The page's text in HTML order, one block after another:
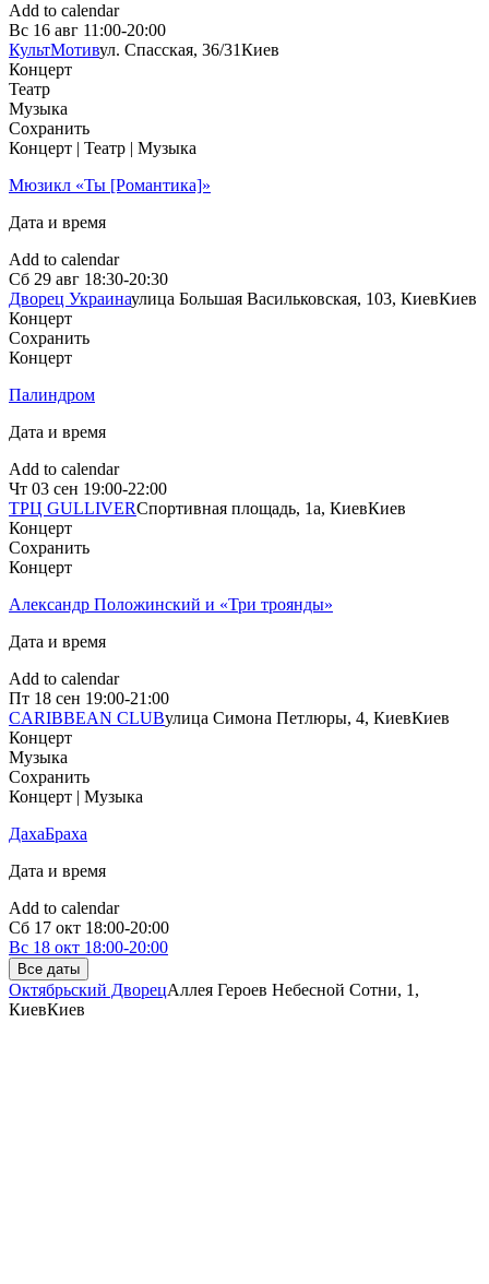
Add to calendar
Вс 16 авг 11:00-20:00
КультМотивул. Спасская, 36/31Киев
Концерт
Театр
Музыка
Сохранить
Концерт | Театр | Музыка
Мюзикл «Ты [Романтика]»
Дата и время
Add to calendar
Сб 29 авг 18:30-20:30
Дворец Украинаулица Большая Васильковская, 103, КиевКиев
Концерт
Сохранить
Концерт
Палиндром
Дата и время
Add to calendar
Чт 03 сен 19:00-22:00
ТРЦ GULLIVERСпортивная площадь, 1a, КиевКиев
Концерт
Сохранить
Концерт
Александр Положинский и «Три троянды»
Дата и время
Add to calendar
Пт 18 сен 19:00-21:00
CARIBBEAN CLUBулица Симона Петлюры, 4, КиевКиев
Концерт
Музыка
Сохранить
Концерт | Музыка
ДахаБраха
Дата и время
Add to calendar
Сб 17 окт 18:00-20:00
Вс 18 окт 18:00-20:00
Все даты
Октябрьский ДворецАллея Героев Небесной Сотни, 1,
КиевКиев